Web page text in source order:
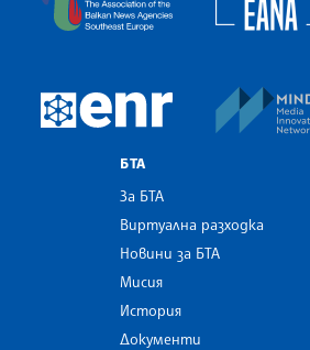
European Newsroom
БТА
За БТА
Виртуална разходка
Новини за БТА
Мисия
История
Документи